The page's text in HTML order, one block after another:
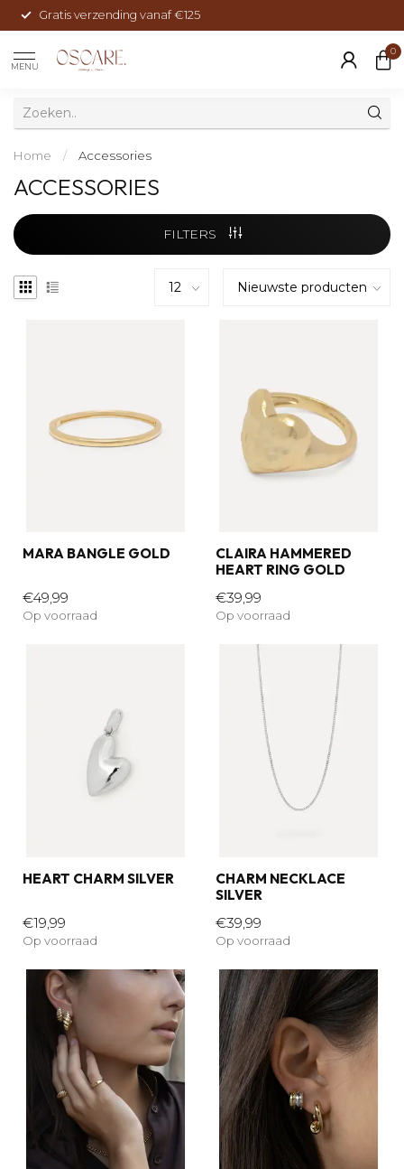
Gratis verzending vanaf €125
MENU
0
Home / Accessories
ACCESSORIES
FILTERS
MARA BANGLE GOLD
€49,99
Op voorraad
CLAIRA HAMMERED
HEART RING GOLD
€39,99
Op voorraad
HEART CHARM SILVER
€19,99
Op voorraad
CHARM NECKLACE
SILVER
€39,99
Op voorraad